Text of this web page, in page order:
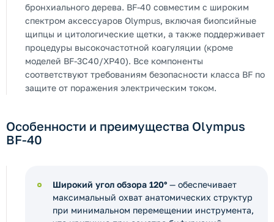
бронхиального дерева. BF-40 совместим с широким
спектром аксессуаров Olympus, включая биопсийные
щипцы и цитологические щетки, а также поддерживает
процедуры высокочастотной коагуляции (кроме
моделей BF-3C40/XP40). Все компоненты
соответствуют требованиям безопасности класса BF по
защите от поражения электрическим током.
Особенности и преимущества Olympus
BF-40
Широкий угол обзора 120° — обеспечивает
максимальный охват анатомических структур
при минимальном перемещении инструмента,